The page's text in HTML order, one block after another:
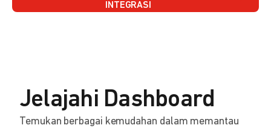
INTEGRASI
Jelajahi Dashboard
Temukan berbagai kemudahan dalam memantau